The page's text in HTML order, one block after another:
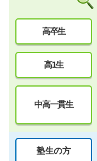
高卒生
高1生
中高一貫生
塾生の方